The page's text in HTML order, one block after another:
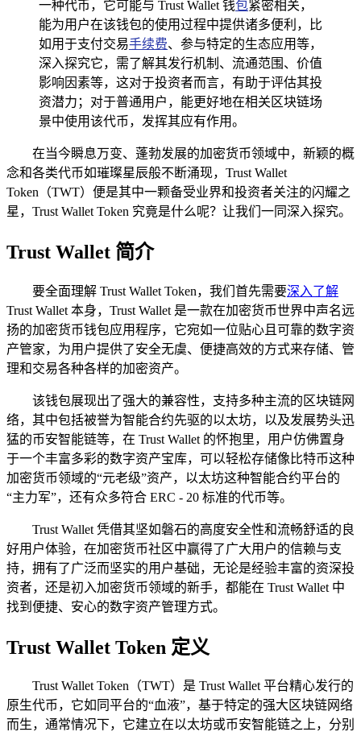
一种代币，它可能与 Trust Wallet 钱包紧密相关，
能为用户在该钱包的使用过程中提供诸多便利，比
如用于支付交易手续费、参与特定的生态应用等，
深入探究它，需了解其发行机制、流通范围、价值
影响因素等，这对于投资者而言，有助于评估其投
资潜力；对于普通用户，能更好地在相关区块链场
景中使用该代币，发挥其应有作用。
在当今瞬息万变、蓬勃发展的加密货币领域中，新颖的概
念和各类代币如璀璨星辰般不断涌现，Trust Wallet
Token（TWT）便是其中一颗备受业界和投资者关注的闪耀之
星，Trust Wallet Token 究竟是什么呢？让我们一同深入探究。
Trust Wallet 简介
要全面理解 Trust Wallet Token，我们首先需要深入了解
Trust Wallet 本身，Trust Wallet 是一款在加密货币世界中声名远
扬的加密货币钱包应用程序，它宛如一位贴心且可靠的数字资
产管家，为用户提供了安全无虞、便捷高效的方式来存储、管
理和交易各种各样的加密资产。
该钱包展现出了强大的兼容性，支持多种主流的区块链网
络，其中包括被誉为智能合约先驱的以太坊，以及发展势头迅
猛的币安智能链等，在 Trust Wallet 的怀抱里，用户仿佛置身
于一个丰富多彩的数字资产宝库，可以轻松存储像比特币这种
加密货币领域的“元老级”资产，以太坊这种智能合约平台的
“主力军”，还有众多符合 ERC - 20 标准的代币等。
Trust Wallet 凭借其坚如磐石的高度安全性和流畅舒适的良
好用户体验，在加密货币社区中赢得了广大用户的信赖与支
持，拥有了广泛而坚实的用户基础，无论是经验丰富的资深投
资者，还是初入加密货币领域的新手，都能在 Trust Wallet 中
找到便捷、安心的数字资产管理方式。
Trust Wallet Token 定义
Trust Wallet Token（TWT）是 Trust Wallet 平台精心发行的
原生代币，它如同平台的“血液”，基于特定的强大区块链网络
而生，通常情况下，它建立在以太坊或币安智能链之上，分别